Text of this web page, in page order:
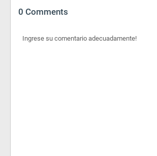
0 Comments
Ingrese su comentario adecuadamente!